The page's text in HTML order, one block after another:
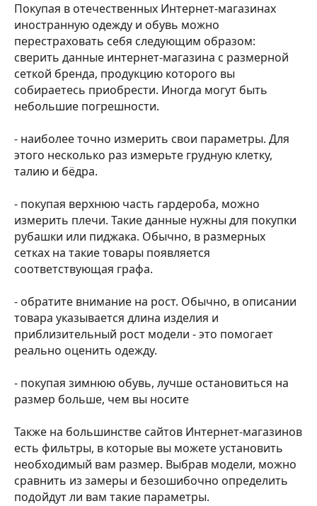
Покупая в отечественных Интернет-магазинах
иностранную одежду и обувь можно
перестраховать себя следующим образом:
сверить данные интернет-магазина с размерной
сеткой бренда, продукцию которого вы
собираетесь приобрести. Иногда могут быть
небольшие погрешности.
- наиболее точно измерить свои параметры. Для
этого несколько раз измерьте грудную клетку,
талию и бёдра.
- покупая верхнюю часть гардероба, можно
измерить плечи. Такие данные нужны для покупки
рубашки или пиджака. Обычно, в размерных
сетках на такие товары появляется
соответствующая графа.
- обратите внимание на рост. Обычно, в описании
товара указывается длина изделия и
приблизительный рост модели - это помогает
реально оценить одежду.
- покупая зимнюю обувь, лучше остановиться на
размер больше, чем вы носите
Также на большинстве сайтов Интернет-магазинов
есть фильтры, в которые вы можете установить
необходимый вам размер. Выбрав модели, можно
сравнить из замеры и безошибочно определить
подойдут ли вам такие параметры.